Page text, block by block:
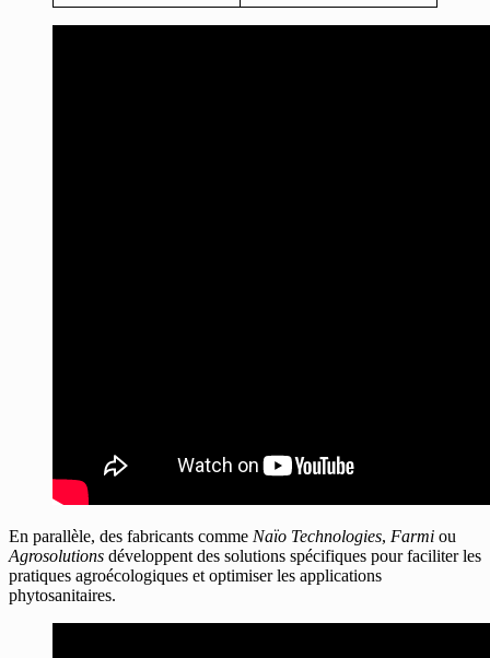
En parallèle, des fabricants comme Naïo Technologies, Farmi ou
Agrosolutions développent des solutions spécifiques pour faciliter les
pratiques agroécologiques et optimiser les applications
phytosanitaires.